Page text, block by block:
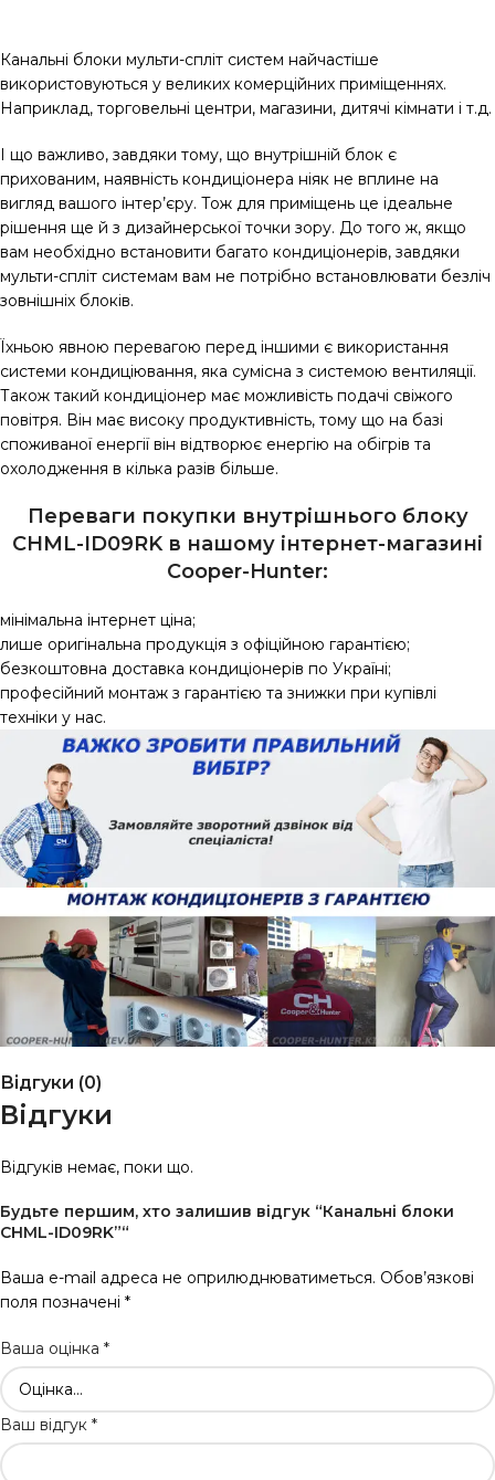
Канальні блоки мульти-спліт систем найчастіше
використовуються у великих комерційних приміщеннях.
Наприклад, торговельні центри, магазини, дитячі кімнати і т.д.
І що важливо, завдяки тому, що внутрішній блок є
прихованим, наявність кондиціонера ніяк не вплине на
вигляд вашого інтер’єру. Тож для приміщень це ідеальне
рішення ще й з дизайнерської точки зору. До того ж, якщо
вам необхідно встановити багато кондиціонерів, завдяки
мульти-спліт системам вам не потрібно встановлювати безліч
зовнішніх блоків.
Їхньою явною перевагою перед іншими є використання
системи кондиціювання, яка сумісна з системою вентиляції.
Також такий кондиціонер має можливість подачі свіжого
повітря. Він має високу продуктивність, тому що на базі
споживаної енергії він відтворює енергію на обігрів та
охолодження в кілька разів більше.
Переваги покупки внутрішнього блоку
CHML-ID09RK в нашому інтернет-магазині
Сooper-Hunter:
мінімальна інтернет ціна;
лише оригінальна продукція з офіційною гарантією;
безкоштовна доставка кондиціонерів по Україні;
професійний монтаж з гарантією та знижки при купівлі
техніки у нас.
Відгуки (0)
Відгуки
Відгуків немає, поки що.
Будьте першим, хто залишив відгук “Канальні блоки
CHML-ID09RK”“
Ваша e-mail адреса не оприлюднюватиметься. Обов’язкові
поля позначені *
Ваша оцінка *
Ваш відгук *